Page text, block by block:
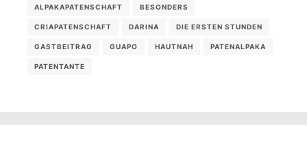
ALPAKAPATENSCHAFT BESONDERS
CRIAPATENSCHAFT DARINA DIE ERSTEN STUNDEN
GASTBEITRAG GUAPO HAUTNAH PATENALPAKA
PATENTANTE